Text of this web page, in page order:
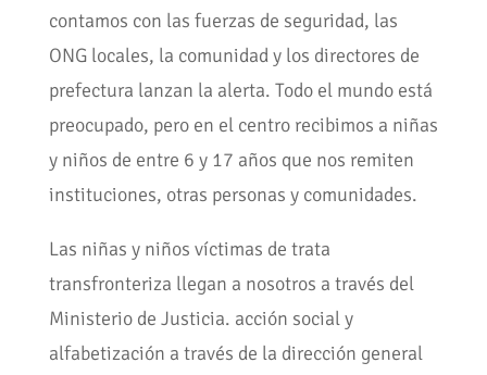
contamos con las fuerzas de seguridad, las
ONG locales, la comunidad y los directores de
prefectura lanzan la alerta. Todo el mundo está
preocupado, pero en el centro recibimos a niñas
y niños de entre 6 y 17 años que nos remiten
instituciones, otras personas y comunidades.
Las niñas y niños víctimas de trata
transfronteriza llegan a nosotros a través del
Ministerio de Justicia. acción social y
alfabetización a través de la dirección general